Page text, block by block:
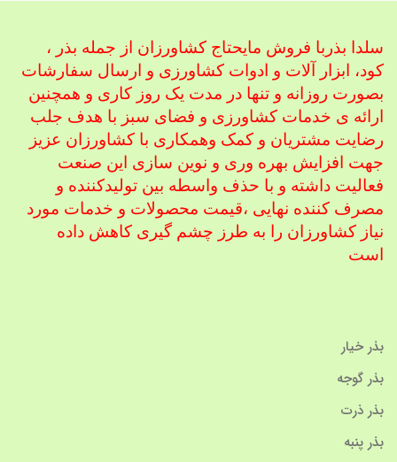
سلدا بذربا فروش مایحتاج کشاورزان از جمله بذر ،
کود، ابزار آلات و ادوات کشاورزی و ارسال سفارشات
بصورت روزانه و تنها در مدت یک روز کاری و همچنین
ارائه ی خدمات کشاورزی و فضای سبز با هدف جلب
رضایت مشتریان و کمک وهمکاری با کشاورزان عزیز
جهت افزایش بهره وری و نوین سازی این صنعت
فعالیت داشته و با حذف واسطه بین تولیدکننده و
مصرف کننده نهایی ،قیمت محصولات و خدمات مورد
نیاز کشاورزان را به طرز چشم گیری کاهش داده
است
بذر خیار
بذر گوجه
بذر ذرت
بذر پنبه